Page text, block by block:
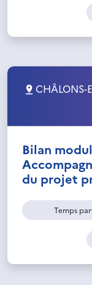
CHÂLONS-
Bilan
du projet
Temps